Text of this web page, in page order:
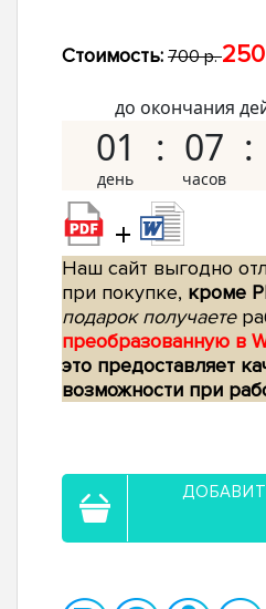
Стоимость: 700 р.
до окончания
01 07
+
Наш сайт выгодно
при покупке, кроме
подарок получаете
преобразованную в
это предоставляет
возможности при